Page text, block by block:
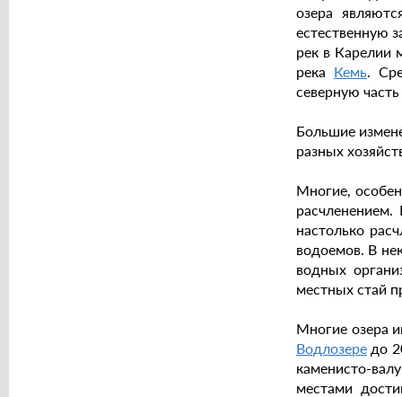
озера
естественную
рек в Карелии
река Кемь.
северную часть
Большие
разных
Многие,
настолько
водоемов. В
водных
местных стай
Многие озера
Водлозере до
каменисто-
местами